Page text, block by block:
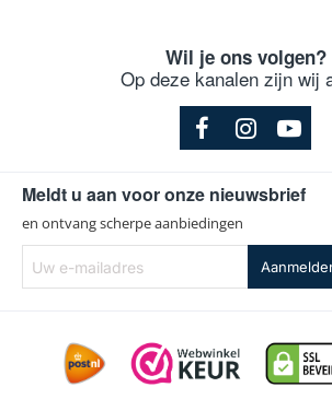
Wil je ons volgen?
Op deze kanalen zijn wij
Meldt u aan voor onze nieuwsbrief
en ontvang scherpe aanbiedingen
e-
mailadres